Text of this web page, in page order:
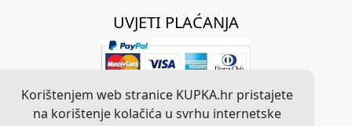
Korištenjem web stranice KUPKA.hr pristajete
na korištenje kolačića u svrhu internetske
UVJETI PLAĆANJA